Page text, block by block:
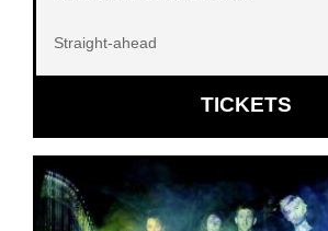
Straight-ahead
TICKETS
IN